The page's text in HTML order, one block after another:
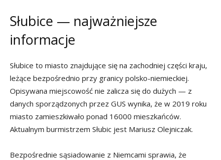
Słubice — najważniejsze
informacje
Słubice to miasto znajdujące się na zachodniej części kraju,
leżące bezpośrednio przy granicy polsko-niemieckiej.
Opisywana miejscowość nie zalicza się do dużych — z
danych sporządzonych przez GUS wynika, że w 2019 roku
miasto zamieszkiwało ponad 16000 mieszkańców.
Aktualnym burmistrzem Słubic jest Mariusz Olejniczak.
Bezpośrednie sąsiadowanie z Niemcami sprawia, że